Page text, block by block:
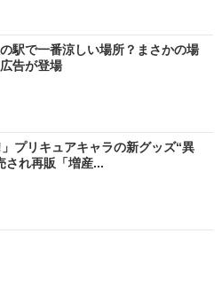
の駅で一番涼しい場所？まさかの場
告が登場
」プリキュアキャラの新グッズ“異
れ再販「増産...